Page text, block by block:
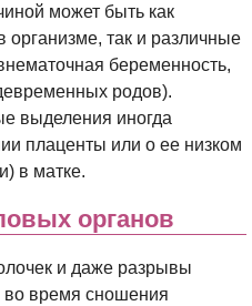
может быть как
организме, так и различные
беременность,
родов).
выделения иногда
плаценты или о ее низком
в матке.
органов
и даже разрывы
во время сношения